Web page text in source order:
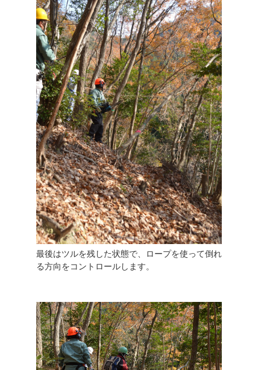
最後はツルを残した状態で、ロープを使って倒れ
る方向をコントロールします。